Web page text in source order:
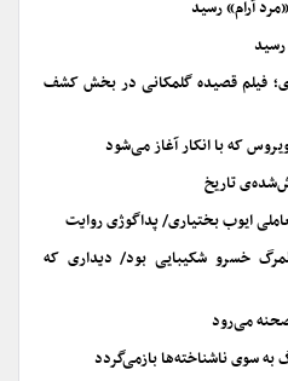
آرام» رسید
فیلم قصیده گلمکانی در بخش کشف
که با انکار آغاز می‌شود
تاریخ
ایوب بختیاری/ پداگوژی روایت
که سالمرگ خسرو شکیبایی بود/ دیداری که
می‌رود
به سوی ناشناخته‌ها بازمی‌گردد